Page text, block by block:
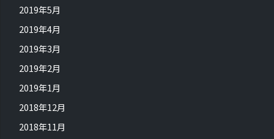
2019年5月
2019年4月
2019年3月
2019年2月
2019年1月
2018年12月
2018年11月